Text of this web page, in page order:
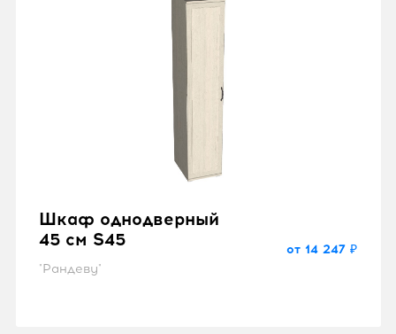
Шкаф однодверный
45 см S45
"Рандеву"
от 14 247 ₽